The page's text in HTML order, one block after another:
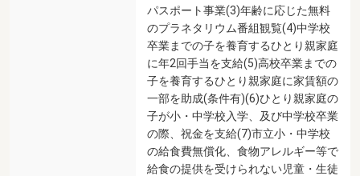
パスポート事業(3)年齢に応じた無料
のプラネタリウム番組観覧(4)中学校
卒業までの子を養育するひとり親家庭
に年2回手当を支給(5)高校卒業までの
子を養育するひとり親家庭に家賃額の
一部を助成(条件有)(6)ひとり親家庭の
子が小・中学校入学、及び中学校卒業
の際、祝金を支給(7)市立小・中学校
の給食費無償化、食物アレルギー等で
給食の提供を受けられない児童・生徒